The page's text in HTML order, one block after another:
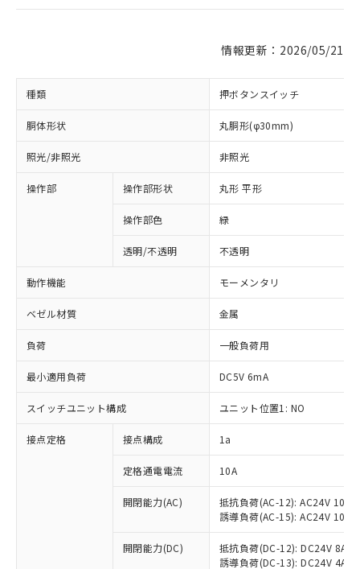
情報更新：2026/05/21
種類 押ボタンスイッチ
胴体形状 丸胴形(φ30mm)
照光/非照光 非照光
操作部 操作部形状 丸形 平形
操作部色 緑
透明/不透明 不透明
動作機能 モーメンタリ
ベゼル材質 金属
負荷 一般負荷用
最小適用負荷 DC5V 6mA
スイッチユニット構成 ユニット位置1: NO
接点定格 接点構成 1a
定格通電電流 10A
開閉能力(AC)
抵抗負荷(AC-12): AC24V 10A/
誘導負荷(AC-15): AC24V
開閉能力(DC)
抵抗負荷(DC-12): DC24V 8A/
誘導負荷(DC-13): DC24V 4A/
ご利用条件
対応済み：EU RoHS指令（10物質）の
非含有に対応した製品が提供可能な商品で
対応予定：EU RoHS指令（10物質）の非含
有に対応した製品に切り替える予定のある